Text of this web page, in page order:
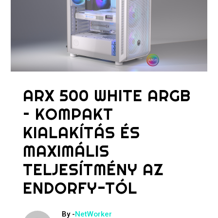
ARX 500 WHITE ARGB
– KOMPAKT
KIALAKÍTÁS ÉS
MAXIMÁLIS
TELJESÍTMÉNY AZ
ENDORFY-TÓL
By -NetWorker